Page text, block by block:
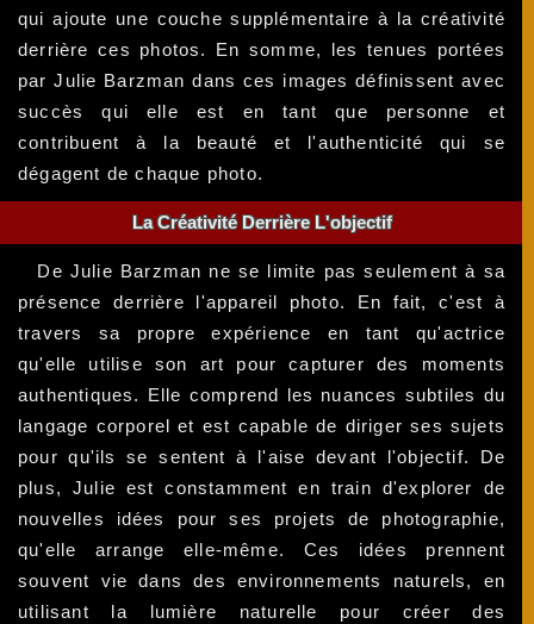
qui ajoute une couche supplémentaire à la créativité
derrière ces photos. En somme, les tenues portées
par Julie Barzman dans ces images définissent avec
succès qui elle est en tant que personne et
contribuent à la beauté et l'authenticité qui se
dégagent de chaque photo.
La Créativité Derrière L'objectif
De Julie Barzman ne se limite pas seulement à sa
présence derrière l'appareil photo. En fait, c'est à
travers sa propre expérience en tant qu'actrice
qu'elle utilise son art pour capturer des moments
authentiques. Elle comprend les nuances subtiles du
langage corporel et est capable de diriger ses sujets
pour qu'ils se sentent à l'aise devant l'objectif. De
plus, Julie est constamment en train d'explorer de
nouvelles idées pour ses projets de photographie,
qu'elle arrange elle-même. Ces idées prennent
souvent vie dans des environnements naturels, en
utilisant la lumière naturelle pour créer des